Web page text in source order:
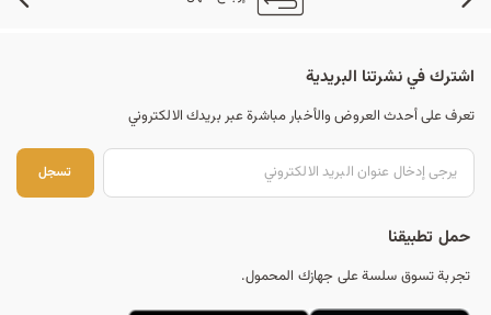
اشترك في نشرتنا البريدية
تعرف على أحدث العروض والأخبار مباشرة عبر بريدك الالكتروني
تسجل
حمل تطبيقنا
تجربة تسوق سلسة على جهازك المحمول.